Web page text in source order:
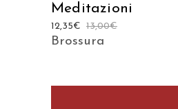
Meditazioni
13,00€
12,35€
Brossura